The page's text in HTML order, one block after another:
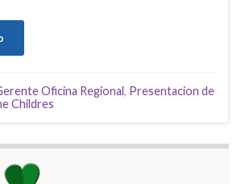
Oficina Regional, Presentacion de
Childres